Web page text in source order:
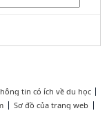
tin có ích về du học
Sơ đồ của trang web